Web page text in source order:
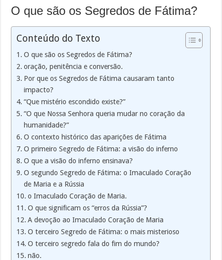
O que são os Segredos de Fátima?
Conteúdo do Texto
O que são os Segredos de Fátima?
oração, penitência e conversão.
Por que os Segredos de Fátima causaram tanto
impacto?
“Que mistério escondido existe?”
“O que Nossa Senhora queria mudar no coração da
humanidade?”
O contexto histórico das aparições de Fátima
O primeiro Segredo de Fátima: a visão do inferno
O que a visão do inferno ensinava?
O segundo Segredo de Fátima: o Imaculado Coração
de Maria e a Rússia
o Imaculado Coração de Maria.
O que significam os “erros da Rússia”?
A devoção ao Imaculado Coração de Maria
O terceiro Segredo de Fátima: o mais misterioso
O terceiro segredo fala do fim do mundo?
não.